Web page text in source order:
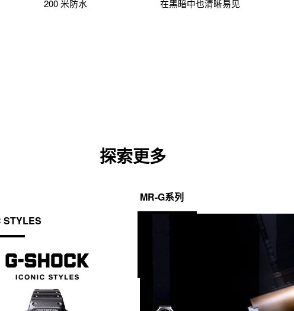
200 米防水 在黑暗中也清晰易见
探索更多
STYLES
MR-G系列